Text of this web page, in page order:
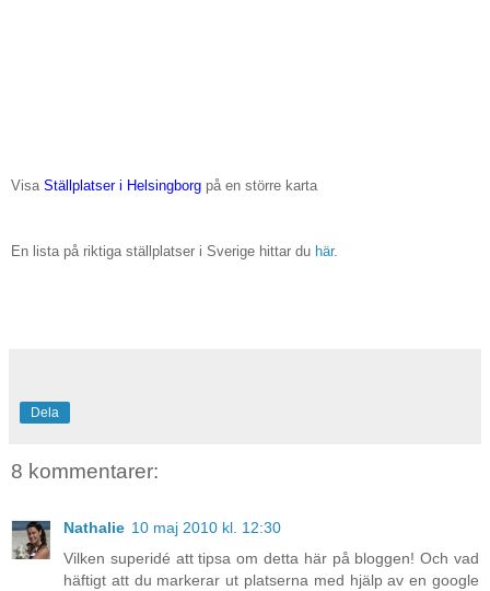
Visa Ställplatser i Helsingborg på en större karta
En lista på riktiga ställplatser i Sverige hittar du här.
Dela
8 kommentarer:
Nathalie 10 maj 2010 kl. 12:30
Vilken superidé att tipsa om detta här på bloggen! Och vad
häftigt att du markerar ut platserna med hjälp av en google